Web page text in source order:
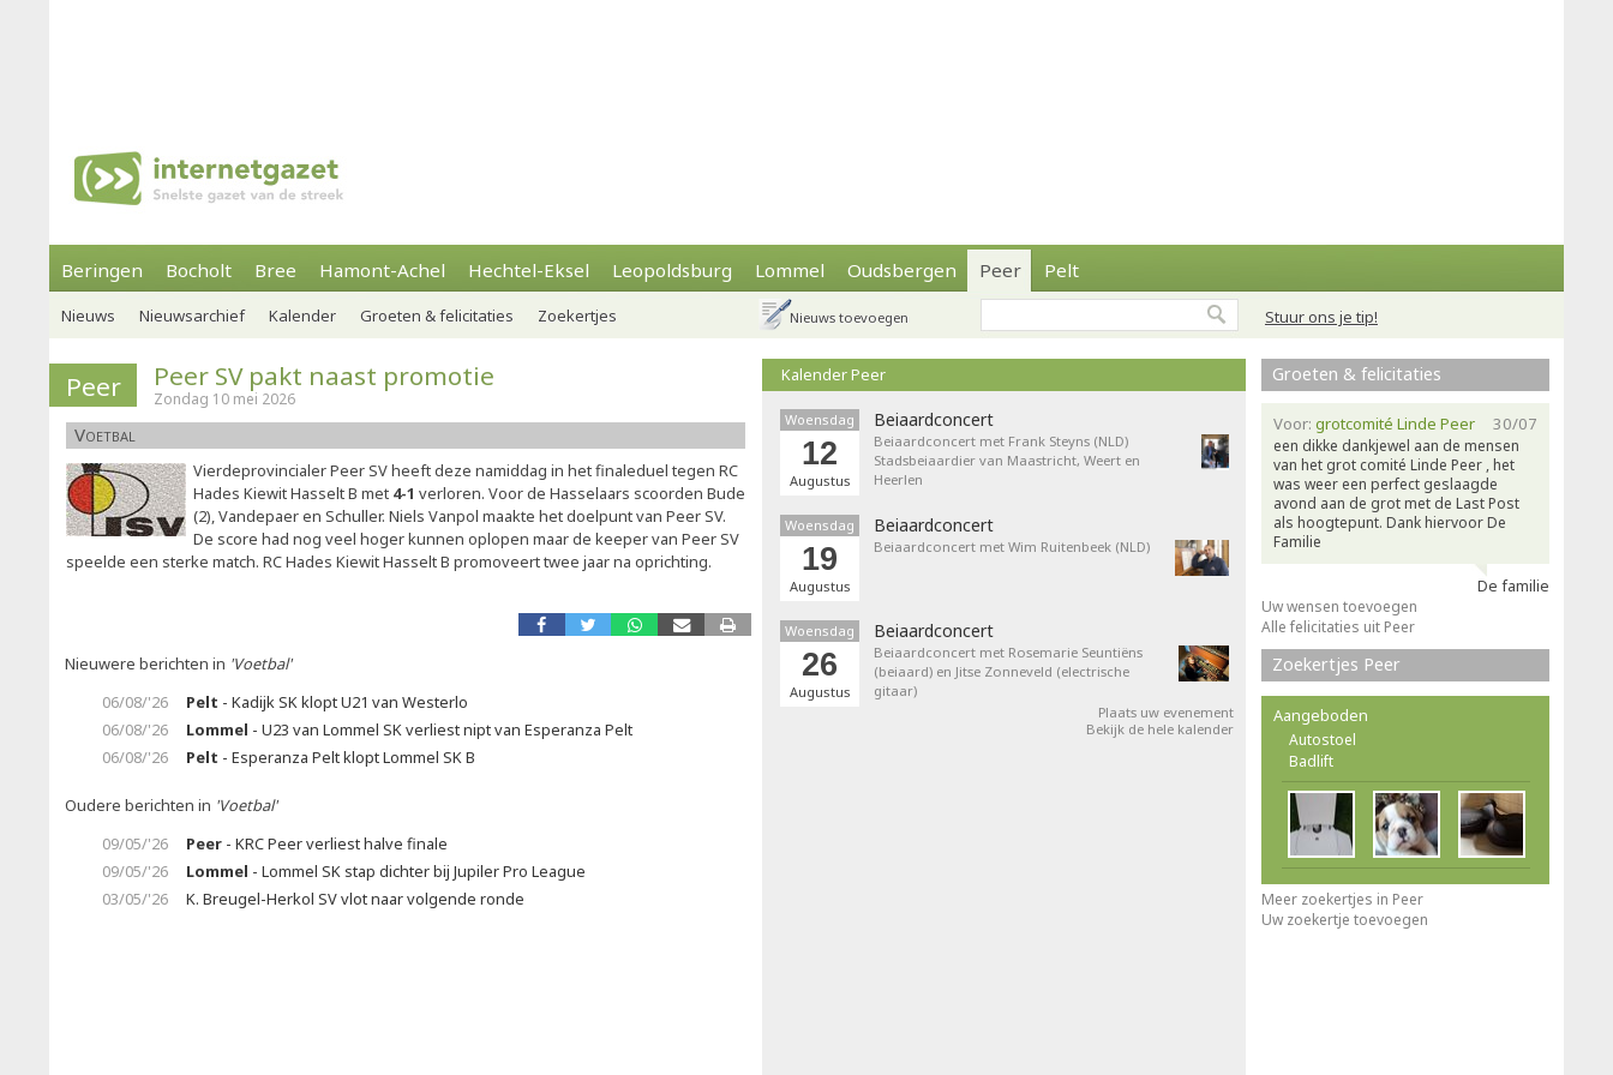
Beringen Bocholt Bree Hamont-Achel Hechtel-Eksel Leopoldsburg Lommel Oudsbergen Peer Pelt
Stuur ons je tip!
Nieuws Nieuwsarchief Kalender Groeten & felicitaties Zoekertjes Nieuws toevoegen
Peer Peer SV pakt naast promotie
Zondag 10 mei 2026
Voetbal
Vierdeprovincialer Peer SV heeft deze namiddag in het finaleduel tegen RC
Hades Kiewit Hasselt B met 4-1 verloren. Voor de Hasselaars scoorden Bude
(2), Vandepaer en Schuller. Niels Vanpol maakte het doelpunt van Peer SV.
De score had nog veel hoger kunnen oplopen maar de keeper van Peer SV
speelde een sterke match. RC Hades Kiewit Hasselt B promoveert twee jaar na oprichting.
Nieuwere berichten in 'Voetbal'
06/08/'26
Pelt - Kadijk SK klopt U21 van Westerlo
06/08/'26
Lommel - U23 van Lommel SK verliest nipt van Esperanza Pelt
06/08/'26
Pelt - Esperanza Pelt klopt Lommel SK B
Oudere berichten in 'Voetbal'
09/05/'26
Peer - KRC Peer verliest halve finale
09/05/'26
Lommel - Lommel SK stap dichter bij Jupiler Pro League
03/05/'26
K. Breugel-Herkol SV vlot naar volgende ronde
Kalender Peer
Woensdag
12
Augustus
Beiaardconcert
Beiaardconcert met Frank Steyns (NLD)
Stadsbeiaardier van Maastricht, Weert en
Heerlen
Woensdag
19
Augustus
Beiaardconcert
Beiaardconcert met Wim Ruitenbeek (NLD)
Woensdag
26
Augustus
Beiaardconcert
Beiaardconcert met Rosemarie Seuntiëns
(beiaard) en Jitse Zonneveld (electrische
gitaar)
Plaats uw evenement
Bekijk de hele kalender
Groeten & felicitaties
30/07
Voor: grotcomité Linde Peer
een dikke dankjewel aan de mensen
van het grot comité Linde Peer , het
was weer een perfect geslaagde
avond aan de grot met de Last Post
als hoogtepunt. Dank hiervoor De
Familie
De familie
Uw wensen toevoegen
Alle felicitaties uit Peer
Zoekertjes Peer
Aangeboden
Autostoel
Badlift
Meer zoekertjes in Peer
Uw zoekertje toevoegen